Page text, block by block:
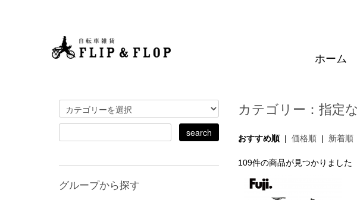
ホーム
カテゴリー：指定
おすすめ順| 価格順| 新着順
109件の商品が見つかりました
グループから探す